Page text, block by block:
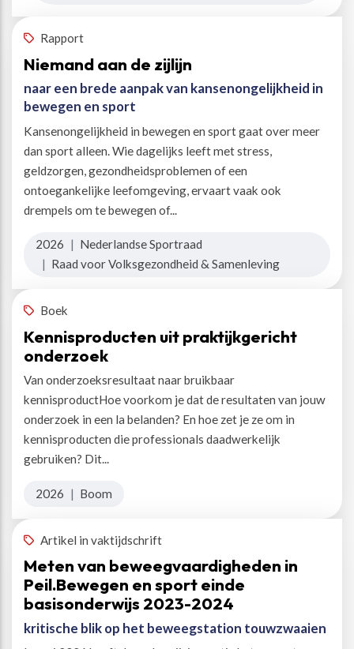
Rapport
Niemand aan de zijlijn
naar een brede aanpak van kansenongelijkheid in
bewegen en sport
Kansenongelijkheid in bewegen en sport gaat over meer
dan sport alleen. Wie dagelijks leeft met stress,
geldzorgen, gezondheidsproblemen of een
ontoegankelijke leefomgeving, ervaart vaak ook
drempels om te bewegen of...
2026 | Nederlandse Sportraad
| Raad voor Volksgezondheid & Samenleving
Boek
Kennisproducten uit praktijkgericht
onderzoek
Van onderzoeksresultaat naar bruikbaar
kennisproductHoe voorkom je dat de resultaten van jouw
onderzoek in een la belanden? En hoe zet je ze om in
kennisproducten die professionals daadwerkelijk
gebruiken? Dit...
2026 | Boom
Artikel in vaktijdschrift
Meten van beweegvaardigheden in
Peil.Bewegen en sport einde
basisonderwijs 2023-2024
kritische blik op het beweegstation touwzwaaien